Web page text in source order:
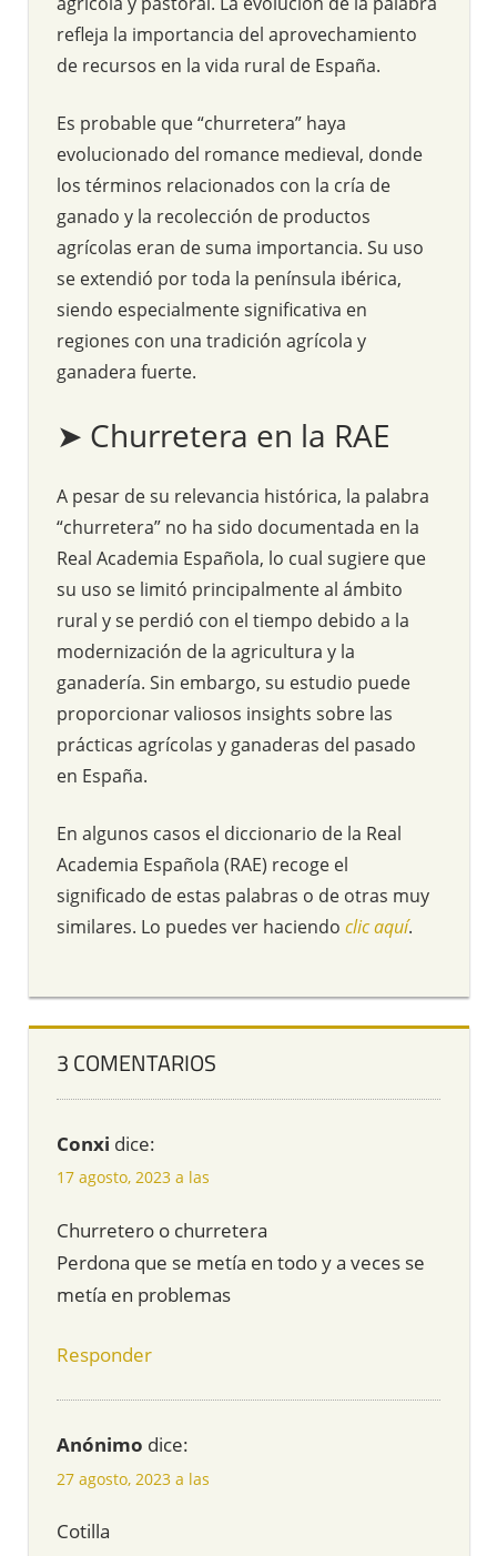
refleja la importancia del aprovechamiento
de recursos en la vida rural de España.
Es probable que “churretera” haya
evolucionado del romance medieval, donde
los términos relacionados con la cría de
ganado y la recolección de productos
agrícolas eran de suma importancia. Su uso
se extendió por toda la península ibérica,
siendo especialmente significativa en
regiones con una tradición agrícola y
ganadera fuerte.
➤ Churretera en la RAE
A pesar de su relevancia histórica, la palabra
“churretera” no ha sido documentada en la
Real Academia Española, lo cual sugiere que
su uso se limitó principalmente al ámbito
rural y se perdió con el tiempo debido a la
modernización de la agricultura y la
ganadería. Sin embargo, su estudio puede
proporcionar valiosos insights sobre las
prácticas agrícolas y ganaderas del pasado
en España.
En algunos casos el diccionario de la Real
Academia Española (RAE) recoge el
significado de estas palabras o de otras muy
similares. Lo puedes ver haciendo clic aquí.
3 COMENTARIOS
Conxi dice:
17 agosto, 2023 a las
Churretero o churretera
Perdona que se metía en todo y a veces se
metía en problemas
Responder
Anónimo dice:
27 agosto, 2023 a las
Cotilla